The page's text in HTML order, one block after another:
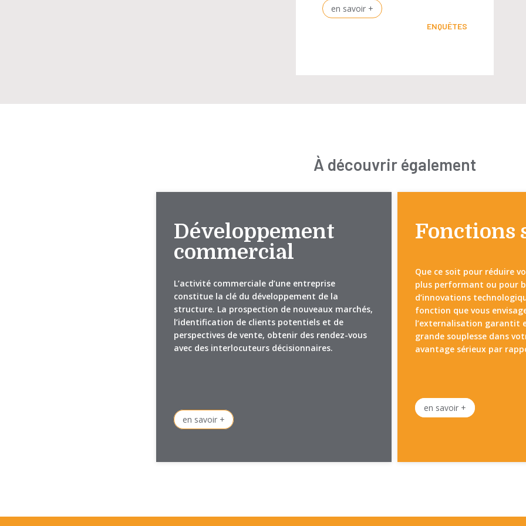
en savoir +
ENQUÊTES
À découvrir également
Développement
commercial
L’activité commerciale d’une entreprise
constitue la clé du développement de la
structure. La prospection de nouveaux marchés,
l’identification de clients potentiels et de
perspectives de vente, obtenir des rendez-vous
avec des interlocuteurs décisionnaires.
en savoir +
Fonctions
Que ce soit pour réduire
plus performant ou pour
d’innovations
fonction que vous
l’externalisation garantit
grande souplesse dans
avantage sérieux par
en savoir +